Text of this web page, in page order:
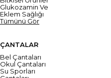
Glukozamin Ve
Eklem Sağlığı
Tümünü Gör
ÇANTALAR
Bel Çantaları
Okul Çantaları
Su Sporları